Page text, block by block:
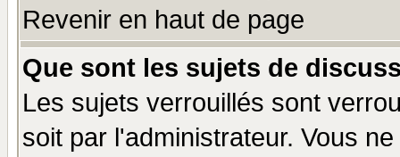
Revenir en haut de page
Que sont les sujets de
Les sujets verrouillés sont
soit par l'administrateur. Vous